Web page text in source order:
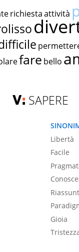
richiestaattività
fare bello
SAPERE
Libertà
Facile
Gioia